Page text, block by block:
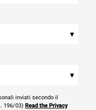
▾
▾
inviati secondo il
196/03) Read the Privacy